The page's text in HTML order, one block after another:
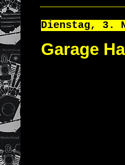
Dienstag, 3.
Garage